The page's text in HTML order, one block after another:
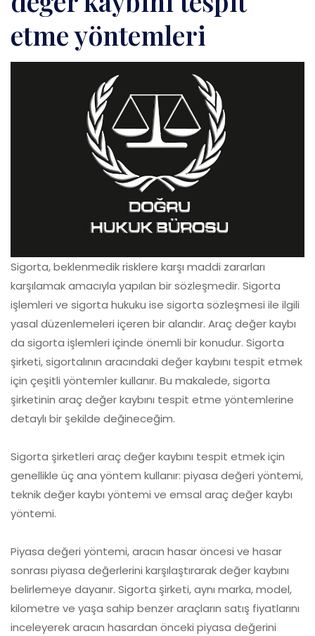
etme yöntemleri
Sigorta, beklenmedik risklere karşı maddi zararları
karşılamak amacıyla yapılan bir sözleşmedir. Sigorta
işlemleri ve sigorta hukuku ise sigorta sözleşmesi ile ilgili
yasal düzenlemeleri içeren bir alandır. Araç değer kaybı
da sigorta işlemleri içinde önemli bir konudur. Sigorta
şirketi, sigortalının aracındaki değer kaybını tespit etmek
için çeşitli yöntemler kullanır. Bu makalede, sigorta
şirketinin araç değer kaybını tespit etme yöntemlerine
detaylı bir şekilde değineceğim.
Sigorta şirketleri araç değer kaybını tespit etmek için
genellikle üç ana yöntem kullanır: piyasa değeri yöntemi,
teknik değer kaybı yöntemi ve emsal araç değer kaybı
yöntemi.
Piyasa değeri yöntemi, aracın hasar öncesi ve hasar
sonrası piyasa değerlerini karşılaştırarak değer kaybını
belirlemeye dayanır. Sigorta şirketi, aynı marka, model,
kilometre ve yaşa sahip benzer araçların satış fiyatlarını
inceleyerek aracın hasardan önceki piyasa değerini